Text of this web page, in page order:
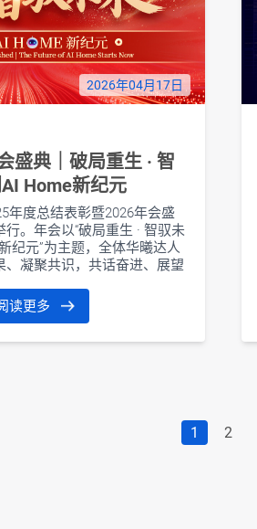
2026年04月17日
盛典｜破局重生 · 智
Home新纪元
年度总结表彰暨2026年会盛
。年会以“破局重生 · 智驭未
纪元”为主题，全体华曦达人
、凝聚共识，共话奋进、展望
读更多
1 2